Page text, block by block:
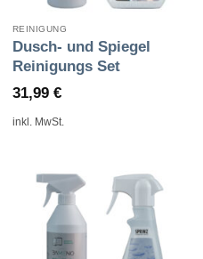
REINIGUNG
Dusch- und Spiegel
Reinigungs Set
31,99 €
inkl. MwSt.